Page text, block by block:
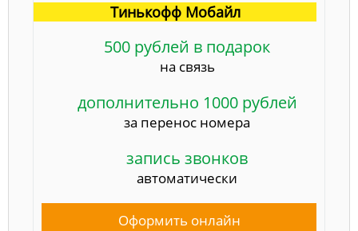
Тинькофф Мобайл
500 рублей в подарок
на связь
дополнительно 1000 рублей
за перенос номера
запись звонков
автоматически
Оформить онлайн